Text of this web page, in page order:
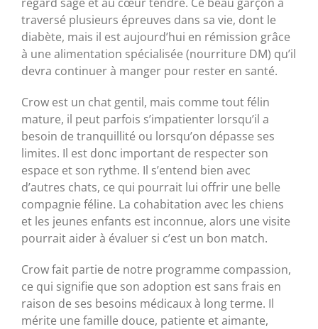
traversé plusieurs épreuves dans sa vie, dont le
diabète, mais il est aujourd’hui en rémission grâce
à une alimentation spécialisée (nourriture DM) qu’il
devra continuer à manger pour rester en santé.
Crow est un chat gentil, mais comme tout félin
mature, il peut parfois s’impatienter lorsqu’il a
besoin de tranquillité ou lorsqu’on dépasse ses
limites. Il est donc important de respecter son
espace et son rythme. Il s’entend bien avec
d’autres chats, ce qui pourrait lui offrir une belle
compagnie féline. La cohabitation avec les chiens
et les jeunes enfants est inconnue, alors une visite
pourrait aider à évaluer si c’est un bon match.
Crow fait partie de notre programme compassion,
ce qui signifie que son adoption est sans frais en
raison de ses besoins médicaux à long terme. Il
mérite une famille douce, patiente et aimante,